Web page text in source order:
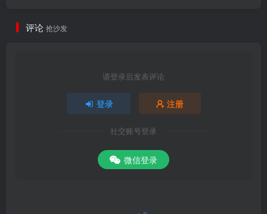
评论 抢沙发
请登录后发表评论
登录 注册
社交账号登录
微信登录